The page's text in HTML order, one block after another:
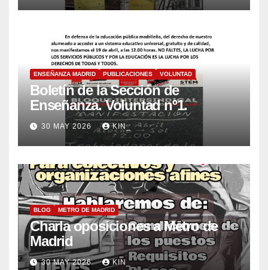
ENSEÑANZA MADRID PUBLICACIONES VOLUNTAD
Boletín de la Sección de
Enseñanza. Voluntad nº1.
30 MAY 2026 KIN_
BLOG METRO DE MADRID
Charla oposiciones a Metro de
Madrid
30 MAY 2026 KIN_